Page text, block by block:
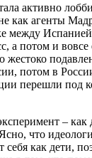
активно
как агенты
между
а потом и
потом в
перешли под
–
что
как дети,